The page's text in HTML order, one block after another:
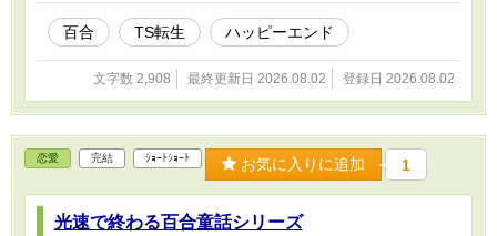
百合 TS転生 ハッピーエンド
文字数 2,908 最終更新日 2026.08.02 登録日 2026.08.02
恋愛 完結 ｼｮｰﾄｼｮｰﾄ お気に入りに追加 1
光速で終わる百合童話シリーズ